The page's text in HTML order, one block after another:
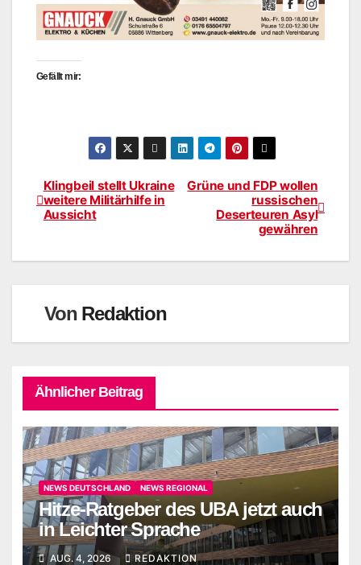
Gefällt mir:
BeitragsnavigationGrüne und FDP wollen
russischen
Deserteuren Asyl
gewähren
Klingbeil stellt Ukraine
weitere Militärhilfe in
Aussicht
Von Redaktion
Ähnlicher Beitrag
NEWS DEUTSCHLAND NEWS REGIONAL
Hitze-Ratgeber des UBA jetzt auch
in Leichter Sprache
AUG. 4, 2026 REDAKTION